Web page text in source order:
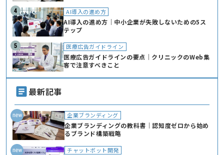
AI導入の進め方
AI導入の進め方｜中小企業が失敗しないための5ス
テップ
医療広告ガイドライン
医療広告ガイドラインの要点｜クリニックのWeb集
客で注意すべきこと
最新記事
企業ブランディング
企業ブランディングの教科書｜認知度ゼロから始め
るブランド構築戦略
チャットボット開発